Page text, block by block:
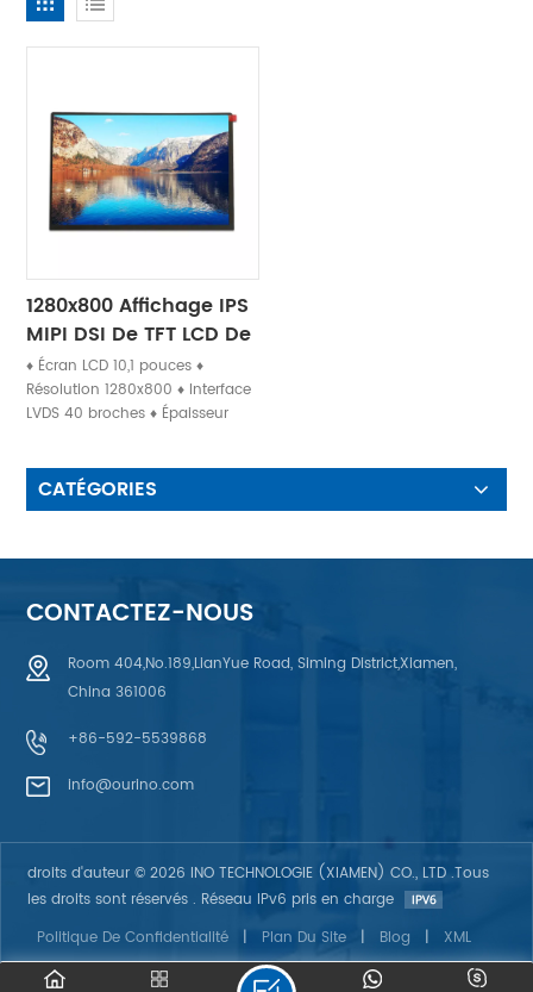
1280x800 Affichage IPS
MIPI DSI De TFT LCD De
10,1 Pouces Pour
L'écran De La Publicité
♦ Écran LCD 10,1 pouces ♦
Résolution 1280x800 ♦ Interface
LVDS 40 broches ♦ Épaisseur
CATÉGORIES
CONTACTEZ-NOUS
Room 404,No.189,LianYue Road, Siming District,Xiamen,
China 361006
+86-592-5539868
info@ourino.com
droits d'auteur © 2026 INO TECHNOLOGIE (XIAMEN) CO., LTD .Tous
les droits sont réservés . Réseau IPv6 pris en charge
Politique De Confidentialité
| Plan Du Site | Blog | XML